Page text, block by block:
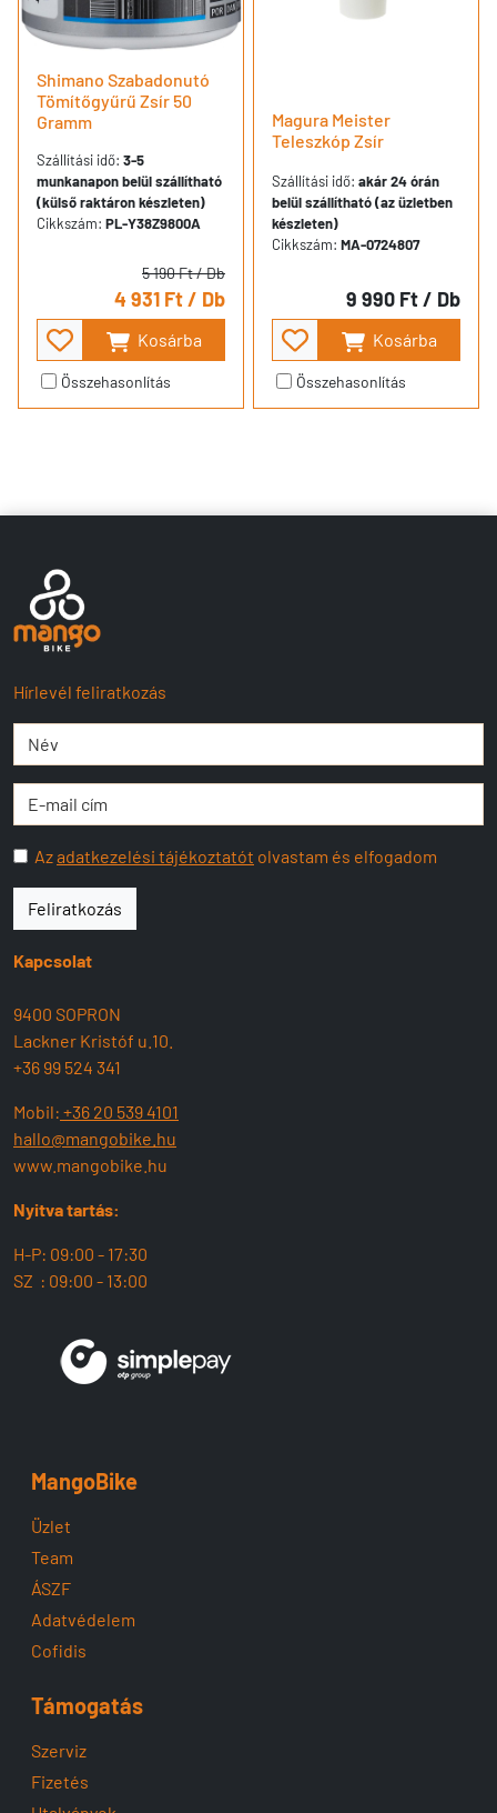
Shimano Szabadonutó
Tömítőgyűrű Zsír 50
Gramm
Szállítási idő: 3-5
munkanapon belül szállítható
(külső raktáron készleten)
Cikkszám: PL-Y38Z9800A
5 190 Ft/ Db
4 931 Ft/ Db
Kosárba
Összehasonlítás
Magura Meister
Teleszkóp Zsír
Szállítási idő: akár 24 órán
belül szállítható (az üzletben
készleten)
Cikkszám: MA-0724807
9 990 Ft/ Db
Kosárba
Összehasonlítás
Hírlevél feliratkozás
Azadatkezelési tájékoztatót olvastam és elfogadom
Feliratkozás
Kapcsolat
9400 SOPRON
Lackner Kristóf u.10.
+36 99 524 341
Mobil: +36 20 539 4101
hallo@mangobike.hu
www.mangobike.hu
Nyitva tartás:
H-P: 09:00 - 17:30
SZ : 09:00 - 13:00
MangoBike
Üzlet
Team
ÁSZF
Adatvédelem
Cofidis
Támogatás
Szerviz
Fizetés